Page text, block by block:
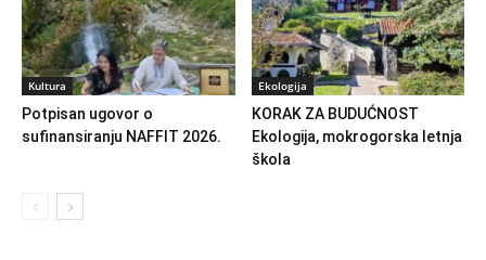
Kultura
Potpisan ugovor o
sufinansiranju NAFFIT 2026.
Ekologija
KORAK ZA BUDUĆNOST
Ekologija, mokrogorska letnja
škola